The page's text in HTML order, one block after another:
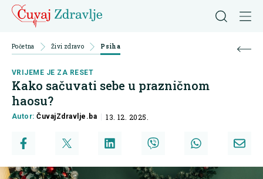
Početna Živi zdravo Psiha
VRIJEME JE ZA RESET
Kako sačuvati sebe u prazničnom
haosu?
Autor:ČuvajZdravlje.ba 13. 12. 2025.